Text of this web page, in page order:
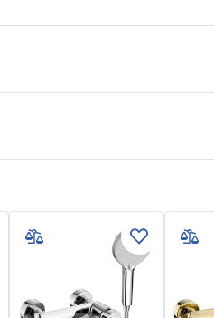
Warranty_Terms_and_Conditions_
Accessories_-_24.pdf